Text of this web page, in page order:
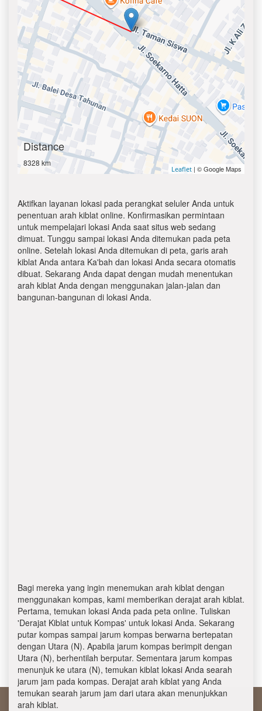
Distance
8328 km
Leaflet | © Google Maps
Aktifkan layanan lokasi pada perangkat seluler Anda untuk
penentuan arah kiblat online. Konfirmasikan permintaan
untuk mempelajari lokasi Anda saat situs web sedang
dimuat. Tunggu sampai lokasi Anda ditemukan pada peta
online. Setelah lokasi Anda ditemukan di peta, garis arah
kiblat Anda antara Ka'bah dan lokasi Anda secara otomatis
dibuat. Sekarang Anda dapat dengan mudah menentukan
arah kiblat Anda dengan menggunakan jalan-jalan dan
bangunan-bangunan di lokasi Anda.
Bagi mereka yang ingin menemukan arah kiblat dengan
menggunakan kompas, kami memberikan derajat arah kiblat.
Pertama, temukan lokasi Anda pada peta online. Tuliskan
'Derajat Kiblat untuk Kompas' untuk lokasi Anda. Sekarang
putar kompas sampai jarum kompas berwarna bertepatan
dengan Utara (N). Apabila jarum kompas berimpit dengan
Utara (N), berhentilah berputar. Sementara jarum kompas
menunjuk ke utara (N), temukan kiblat lokasi Anda searah
jarum jam pada kompas. Derajat arah kiblat yang Anda
temukan searah jarum jam dari utara akan menunjukkan
arah kiblat.